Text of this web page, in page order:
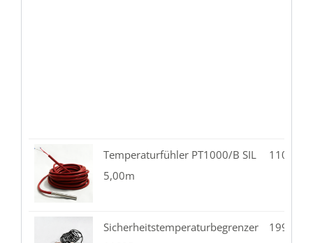
Temperaturfühler PT1000/B SIL
5,00m
110.02-
Sicherheitstemperaturbegrenzer
199.08-